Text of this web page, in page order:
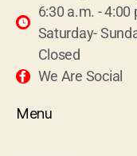
6:30 a.m. - 4:00
Saturday-
Closed
We Are Social
Menu